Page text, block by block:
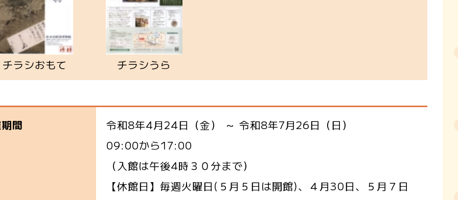
チラシおもて チラシうら
間
令和8年4月24日（金） ～ 令和8年7月26日（日）
09:00から17:00
（入館は午後4時３０分まで）
【休館日】毎週火曜日(５月５日は開館)、４月30日、５月７日